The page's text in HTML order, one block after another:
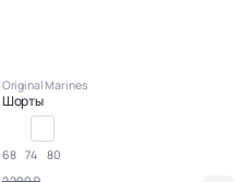
Original Marines
Шорты
68 74
80